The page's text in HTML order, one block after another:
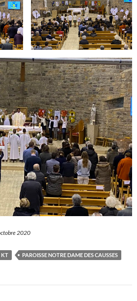
2020
KT PAROISSE NOTRE DAME DES CAUSSES